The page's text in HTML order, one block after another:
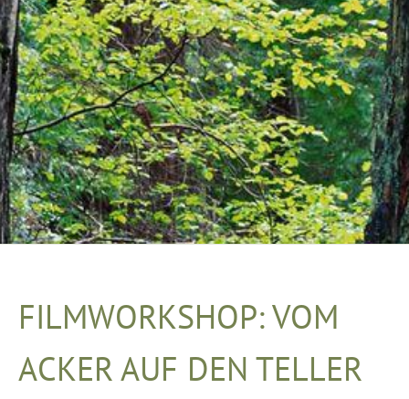
FILMWORKSHOP: VOM
ACKER AUF DEN TELLER